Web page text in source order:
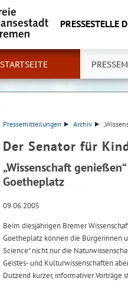
PRESSESTELLE
STARTSEITE
Pressemitteilungen Archiv
Der Senator für
„Wissenschaft
Goetheplatz
09.06.2005
Beim diesjährigen Bremer
Goetheplatz können die Bürgerinnen
Science“ nicht nur die
Geistes- und Kulturwissenschaften
Dutzend kurzer, informativer Vorträge